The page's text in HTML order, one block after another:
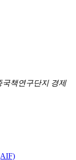
국책연구단지 경제